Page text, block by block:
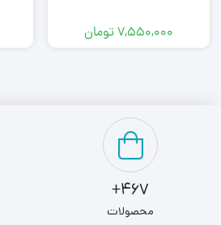
۷,۵۵۰,۰۰۰تومان
467+
محصولات